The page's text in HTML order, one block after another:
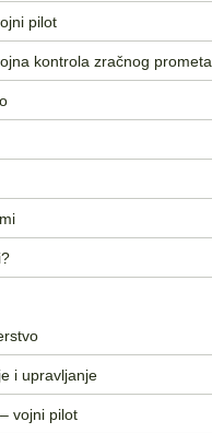
pilot
kontrola zračnog prometa
i upravljanje
vojni pilot